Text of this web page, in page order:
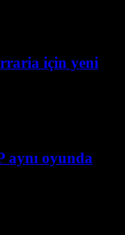
için yeni
aynı oyunda